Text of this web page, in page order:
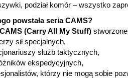
podział komór – wszystko
powstała seria CAMS?
(Carry All My Stuff)stworzone
sił specjalnych,
służb taktycznych,
ekspedycyjnych,
którzy nie mogą sobie